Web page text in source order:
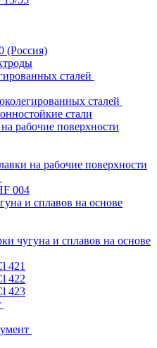
(Россия)
сталей
сталей
стали
рабочие поверхности
на рабочие поверхности
004
и сплавов на основе
чугуна и сплавов на основе
421
422
423